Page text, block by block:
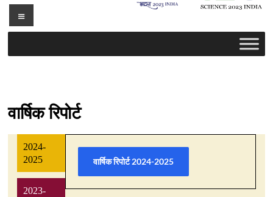
Menu
वार्षिक रिपोर्ट
2024-
2025
2023-
वार्षिक रिपोर्ट 2024-2025